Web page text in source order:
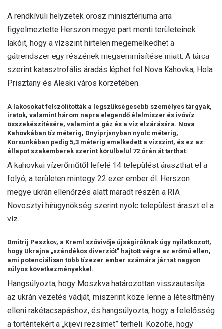
A rendkívüli helyzetek orosz minisztériuma arra
figyelmeztette Herszon megye part menti területeinek
lakóit, hogy a vízszint hirtelen megemelkedhet a
gátrendszer egy részének megsemmisítése miatt. A tárca
szerint katasztrofális áradás léphet fel Nova Kahovka, Hola
Prisztany és Aleski város körzetében.
A lakosokat felszólították a legszükségesebb személyes tárgyak,
iratok, valamint három napra elegendő élelmiszer és ivóvíz
összekészítésére, valamint a gáz és a víz elzárására. Nova
Kahovkában tíz méterig, Dnyiprjanyban nyolc méterig,
Korsunkában pedig 5,3 méterig emelkedett a vízszint, és ez az
állapot szakemberek szerint körülbelül 72 órán át tarthat.
A kahovkai vízerőműtől lefelé 14 települést áraszthat el a
folyó, a területen mintegy 22 ezer ember él. Herszon
megye ukrán ellenőrzés alatt maradt részén a RIA
Novosztyi hírügynökség szerint nyolc települést áraszt el a
víz.
Dmitrij Peszkov, a Kreml szóvivője újságíróknak úgy nyilatkozott,
hogy Ukrajna „szándékos diverziót” hajtott végre az erőmű ellen,
ami potenciálisan több tízezer ember számára járhat nagyon
súlyos következményekkel.
Hangsúlyozta, hogy Moszkva határozottan visszautasítja
az ukrán vezetés vádját, miszerint köze lenne a létesítmény
elleni rakétacsapáshoz, és hangsúlyozta, hogy a felelősség
a történtekért a „kijevi rezsimet” terheli. Közölte, hogy